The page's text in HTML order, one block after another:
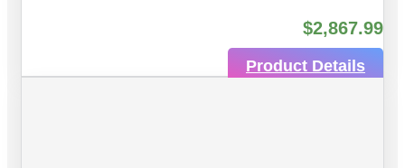
$2,867.99
Product Details